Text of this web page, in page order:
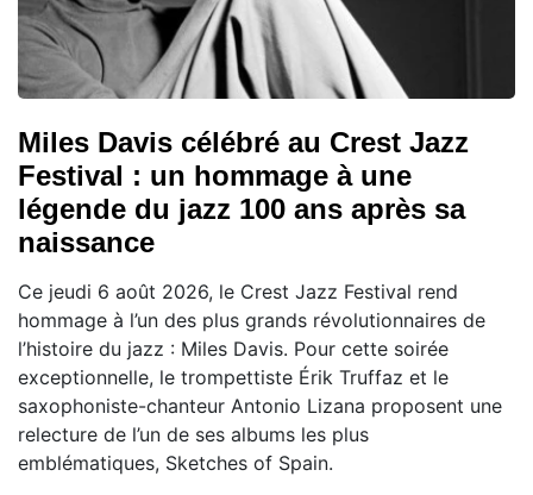
Miles Davis célébré au Crest Jazz
Festival : un hommage à une
légende du jazz 100 ans après sa
naissance
Ce jeudi 6 août 2026, le Crest Jazz Festival rend
hommage à l’un des plus grands révolutionnaires de
l’histoire du jazz : Miles Davis. Pour cette soirée
exceptionnelle, le trompettiste Érik Truffaz et le
saxophoniste-chanteur Antonio Lizana proposent une
relecture de l’un de ses albums les plus
emblématiques, Sketches of Spain.